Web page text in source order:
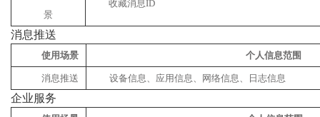
景
收藏消息ID
消息推送
使用场景 个人信息范围
消息推送 设备信息、应用信息、网络信息、日志信息
企业服务